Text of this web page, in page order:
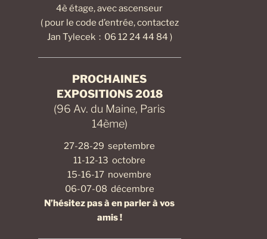
4è étage, avec ascenseur
( pour le code d’entrée, contactez
Jan Tylecek : 06 12 24 44 84 )
PROCHAINES
EXPOSITIONS 2018
(96 Av. du Maine, Paris
14ème)
27-28-29 septembre
11-12-13 octobre
15-16-17 novembre
06-07-08 décembre
N’hésitez pas à en parler à vos
amis !